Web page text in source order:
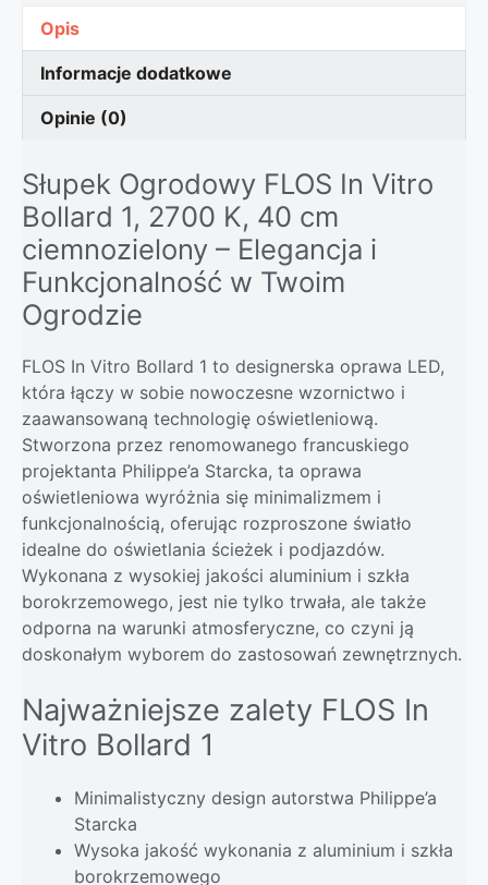
Opis
Informacje dodatkowe
Opinie (0)
Słupek Ogrodowy FLOS In Vitro
Bollard 1, 2700 K, 40 cm
ciemnozielony – Elegancja i
Funkcjonalność w Twoim
Ogrodzie
FLOS In Vitro Bollard 1 to designerska oprawa LED,
która łączy w sobie nowoczesne wzornictwo i
zaawansowaną technologię oświetleniową.
Stworzona przez renomowanego francuskiego
projektanta Philippe’a Starcka, ta oprawa
oświetleniowa wyróżnia się minimalizmem i
funkcjonalnością, oferując rozproszone światło
idealne do oświetlania ścieżek i podjazdów.
Wykonana z wysokiej jakości aluminium i szkła
borokrzemowego, jest nie tylko trwała, ale także
odporna na warunki atmosferyczne, co czyni ją
doskonałym wyborem do zastosowań zewnętrznych.
Najważniejsze zalety FLOS In
Vitro Bollard 1
Minimalistyczny design autorstwa Philippe’a
Starcka
Wysoka jakość wykonania z aluminium i szkła
borokrzemowego